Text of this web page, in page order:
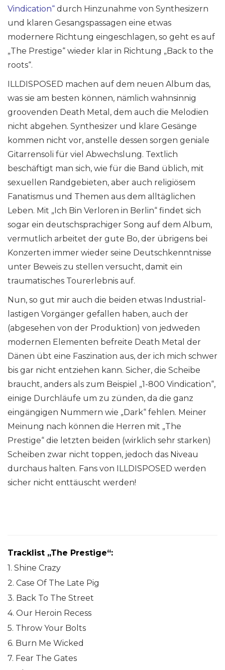
Vindication“ durch Hinzunahme von Synthesizern
und klaren Gesangspassagen eine etwas
modernere Richtung eingeschlagen, so geht es auf
„The Prestige“ wieder klar in Richtung „Back to the
roots“.
ILLDISPOSED machen auf dem neuen Album das,
was sie am besten können, nämlich wahnsinnig
groovenden Death Metal, dem auch die Melodien
nicht abgehen. Synthesizer und klare Gesänge
kommen nicht vor, anstelle dessen sorgen geniale
Gitarrensoli für viel Abwechslung. Textlich
beschäftigt man sich, wie für die Band üblich, mit
sexuellen Randgebieten, aber auch religiösem
Fanatismus und Themen aus dem alltäglichen
Leben. Mit „Ich Bin Verloren in Berlin“ findet sich
sogar ein deutschsprachiger Song auf dem Album,
vermutlich arbeitet der gute Bo, der übrigens bei
Konzerten immer wieder seine Deutschkenntnisse
unter Beweis zu stellen versucht, damit ein
traumatisches Tourerlebnis auf.
Nun, so gut mir auch die beiden etwas Industrial-
lastigen Vorgänger gefallen haben, auch der
(abgesehen von der Produktion) von jedweden
modernen Elementen befreite Death Metal der
Dänen übt eine Faszination aus, der ich mich schwer
bis gar nicht entziehen kann. Sicher, die Scheibe
braucht, anders als zum Beispiel „1-800 Vindication“,
einige Durchläufe um zu zünden, da die ganz
eingängigen Nummern wie „Dark“ fehlen. Meiner
Meinung nach können die Herren mit „The
Prestige“ die letzten beiden (wirklich sehr starken)
Scheiben zwar nicht toppen, jedoch das Niveau
durchaus halten. Fans von ILLDISPOSED werden
sicher nicht enttäuscht werden!
Tracklist „The Prestige“:
1. Shine Crazy
2. Case Of The Late Pig
3. Back To The Street
4. Our Heroin Recess
5. Throw Your Bolts
6. Burn Me Wicked
7. Fear The Gates